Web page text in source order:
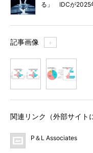
る」 IDCが2025
記事画像 ＋
関連リンク（外部サイト
P＆L Associates